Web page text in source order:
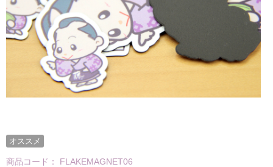
オススメ
商品コード： FLAKEMAGNET06